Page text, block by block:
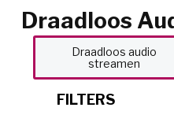
Draadloos
Draadloos audio
streamen
FILTERS